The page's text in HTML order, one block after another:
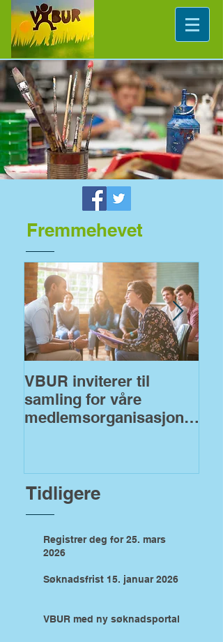
Fremmehevet
VBUR inviterer til
samling for våre
medlemsorganisasjoner
Tidligere
Registrer deg for 25. mars
2026
Søknadsfrist 15. januar 2026
VBUR med ny søknadsportal